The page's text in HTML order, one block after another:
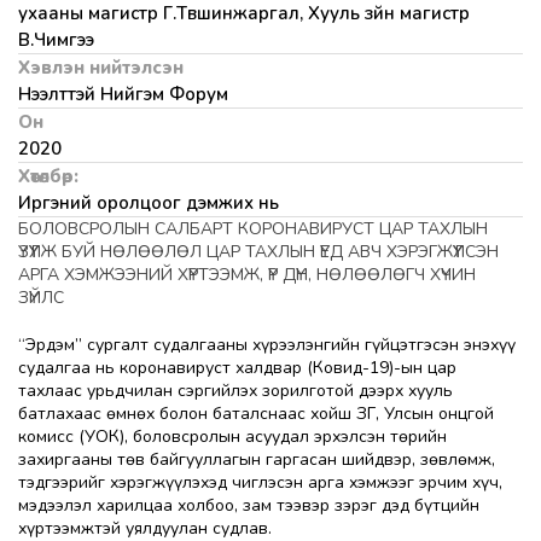
ухааны магистр Г.Түвшинжаргал, Хууль зүйн магистр
В.Чимгээ
Хэвлэн нийтэлсэн
Нээлттэй Нийгэм Форум
Он
2020
Хөтөлбөр:
Иргэний оролцоог дэмжих нь
БОЛОВСРОЛЫН САЛБАРТ КОРОНАВИРУСТ ЦАР ТАХЛЫН
ҮЗҮҮЛЖ БУЙ НӨЛӨӨЛӨЛ ЦАР ТАХЛЫН ҮЕД АВЧ ХЭРЭГЖҮҮЛСЭН
АРГА ХЭМЖЭЭНИЙ ХҮРТЭЭМЖ, ҮР ДҮН, НӨЛӨӨЛӨГЧ ХҮЧИН
ЗҮЙЛС
“Эрдэм” сургалт судалгааны хүрээлэнгийн гүйцэтгэсэн энэхүү
судалгаа нь коронавируст халдвар (Ковид-19)-ын цар
тахлаас урьдчилан сэргийлэх зорилготой дээрх хууль
батлахаас өмнөх болон баталснаас хойш ЗГ, Улсын онцгой
комисс (УОК), боловсролын асуудал эрхэлсэн төрийн
захиргааны төв байгууллагын гаргасан шийдвэр, зөвлөмж,
тэдгээрийг хэрэгжүүлэхэд чиглэсэн арга хэмжээг эрчим хүч,
мэдээлэл харилцаа холбоо, зам тээвэр зэрэг дэд бүтцийн
хүртээмжтэй уялдуулан судлав.